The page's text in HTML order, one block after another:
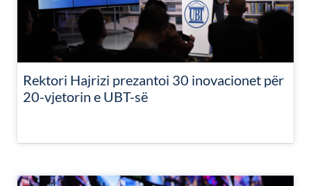
Rektori Hajrizi prezantoi 30 inovacionet për
20-vjetorin e UBT-së